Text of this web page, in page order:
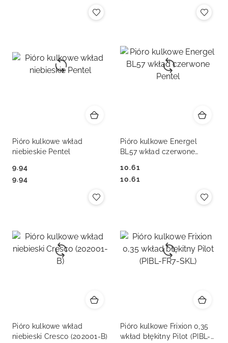
Pióro kulkowe wkład
niebieskie Pentel
Cena:
9.94
Cena:
9.94
Pióro kulkowe Energel
BL57 wkład czerwone
Cena:
10.61
Cena:
10.61
Pióro kulkowe wkład
niebieski Cresco (202001-B)
Pióro kulkowe Frixion 0,35
wkład błękitny Pilot (PIBL-